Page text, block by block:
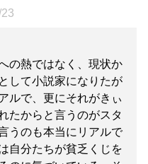
の熱ではなく、現状か
して小説家になりたが
ルで、更にそれがきぃ
たからと言うのがスタ
うのも本当にリアルで
自分たちが貧乏くじを